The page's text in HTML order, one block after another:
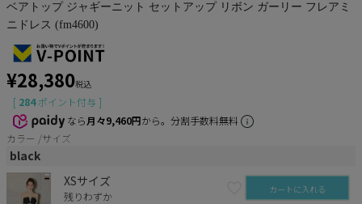
ベアトップ ジャギーニット セットアップ リボン ガーリー フレアミ
ニドレス (fm4600)
¥28,380税込
[ 284 ポイント付与 ]
なら月々9,460円から。分割手数料無料
カラー
サイズ
black
XSサイズ
残りわずか カートに入れる